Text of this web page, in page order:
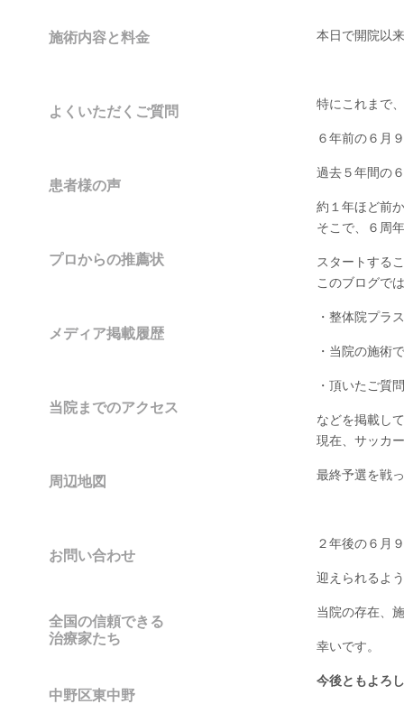
本日で開院以
特にこれまで
６年前の６月
過去５年間の
約１年ほど前
そこで、６周
スタートする
このブログでは
・整体院プラ
・当院の施術
・頂いたご質
などを掲載し
現在、サッカ
最終予選を戦
２年後の６月
迎えられるよ
当院の存在、
幸いです。
今後ともよろ
施術内容と料金
よくいただくご質問
患者様の声
プロからの推薦状
メディア掲載履歴
当院までのアクセス
周辺地図
お問い合わせ
全国の信頼できる
治療家たち
中野区東中野